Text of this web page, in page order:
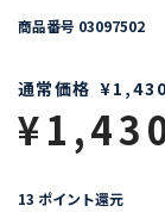
商品番号 03097502
通常価格 ¥1,430
¥
13 ポイント還元